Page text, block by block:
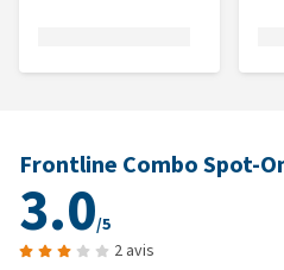
Frontline Combo Spot-
3.0/5
2 avis